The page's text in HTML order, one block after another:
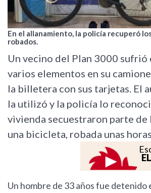
En el allanamiento, la policía recuperó
robados.
Un vecino del Plan 3000 sufrió
varios elementos en su
la billetera con sus tarjetas. El
la utilizó y la policía lo
vivienda secuestraron parte de
una bicicleta, robada unas
Un hombre de 33 años fue detenido